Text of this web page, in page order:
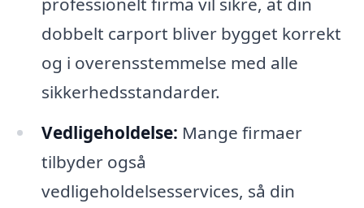
dobbelt carport bliver bygget korrekt
og i overensstemmelse med alle
sikkerhedsstandarder.
Vedligeholdelse: Mange firmaer
tilbyder også
vedligeholdelsesservices, så din